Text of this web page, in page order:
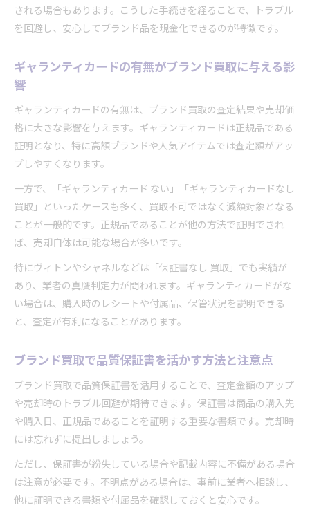
される場合もあります。こうした手続きを経ることで、トラブル
を回避し、安心してブランド品を現金化できるのが特徴です。
ギャランティカードの有無がブランド買取に与える影
響
ギャランティカードの有無は、ブランド買取の査定結果や売却価
格に大きな影響を与えます。ギャランティカードは正規品である
証明となり、特に高額ブランドや人気アイテムでは査定額がアッ
プしやすくなります。
一方で、「ギャランティカード ない」「ギャランティカードなし
買取」といったケースも多く、買取不可ではなく減額対象となる
ことが一般的です。正規品であることが他の方法で証明できれ
ば、売却自体は可能な場合が多いです。
特にヴィトンやシャネルなどは「保証書なし 買取」でも実績が
あり、業者の真贋判定力が問われます。ギャランティカードがな
い場合は、購入時のレシートや付属品、保管状況を説明できる
と、査定が有利になることがあります。
ブランド買取で品質保証書を活かす方法と注意点
ブランド買取で品質保証書を活用することで、査定金額のアップ
や売却時のトラブル回避が期待できます。保証書は商品の購入先
や購入日、正規品であることを証明する重要な書類です。売却時
には忘れずに提出しましょう。
ただし、保証書が紛失している場合や記載内容に不備がある場合
は注意が必要です。不明点がある場合は、事前に業者へ相談し、
他に証明できる書類や付属品を確認しておくと安心です。